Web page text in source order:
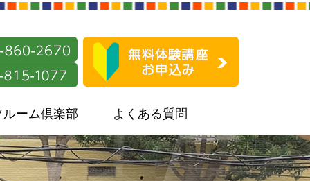
ルーム倶楽部 よくある質問